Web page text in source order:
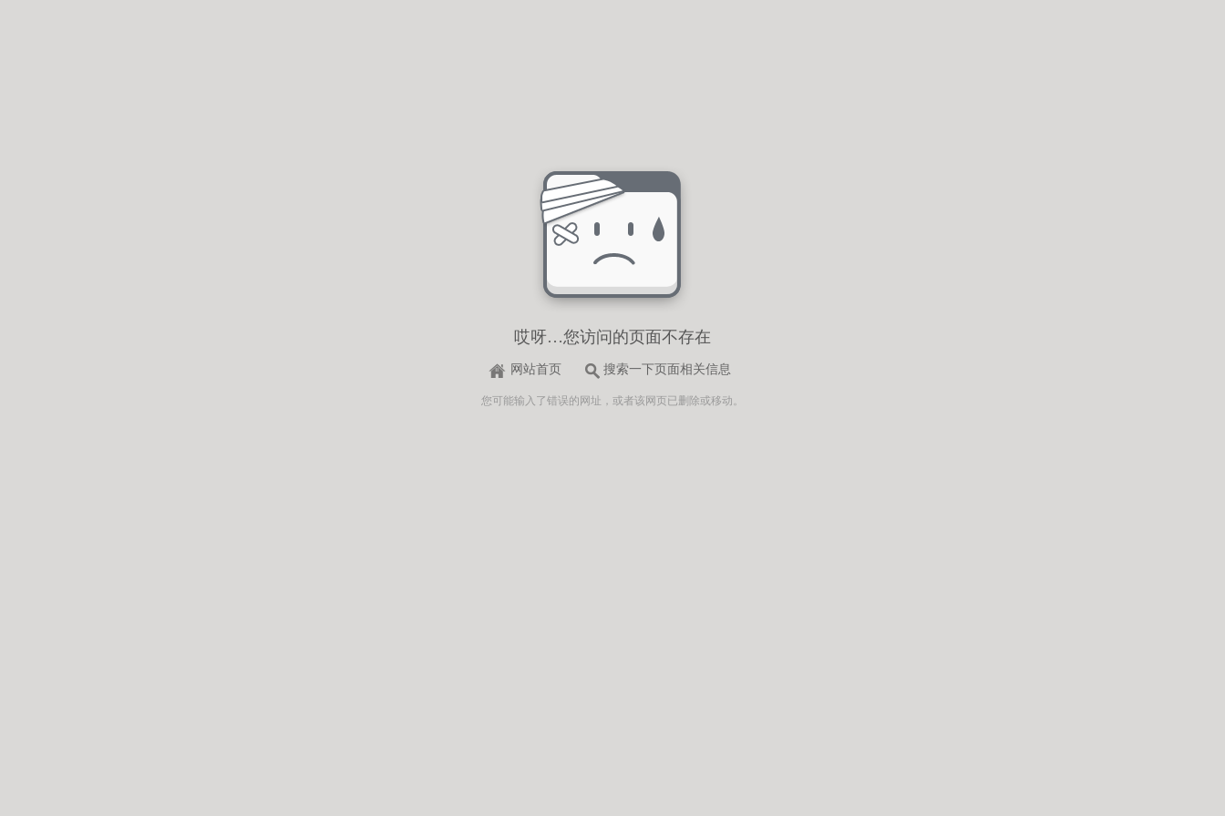
哎呀…您访问的页面不存在
网站首页 搜索一下页面相关信息
您可能输入了错误的网址，或者该网页已删除或移动。